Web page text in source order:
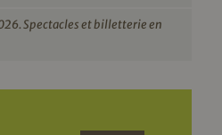
Spectacles et billetterie en